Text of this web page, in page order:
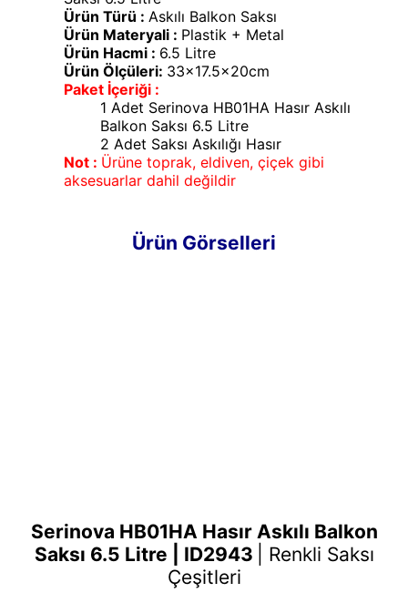
Ürün Türü : Askılı Balkon Saksı
Ürün Materyali : Plastik + Metal
Ürün Hacmi : 6.5 Litre
Ürün Ölçüleri: 33x17.5x20cm
Paket İçeriği :
1 Adet Serinova HB01HA Hasır Askılı
Balkon Saksı 6.5 Litre
2 Adet Saksı Askılığı Hasır
Not : Ürüne toprak, eldiven, çiçek gibi
aksesuarlar dahil değildir
Ürün Görselleri
Serinova HB01HA Hasır Askılı Balkon
Saksı 6.5 Litre | ID2943
Renkli Saksı
Çeşitleri